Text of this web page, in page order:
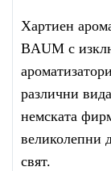
Хартиен
BAUM с
различни
немската
великолепни
свят.